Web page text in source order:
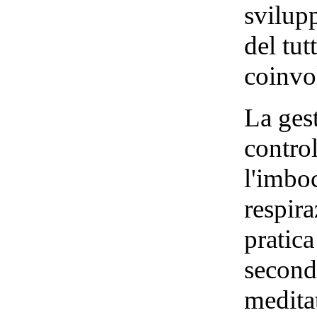
del
La